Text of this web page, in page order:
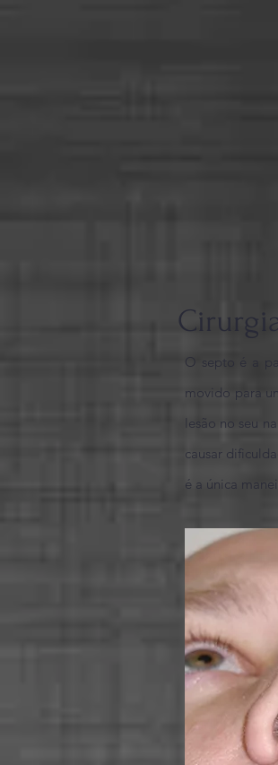
O septo é a
movido para
lesão no seu
causar
é a única